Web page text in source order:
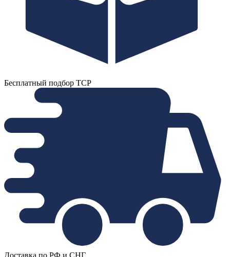
Бесплатный подбор ТСР